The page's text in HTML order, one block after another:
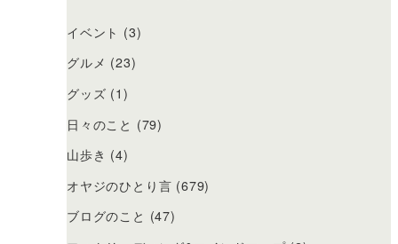
イベント (3)
グルメ (23)
グッズ (1)
日々のこと (79)
山歩き (4)
オヤジのひとり言 (679)
ブログのこと (47)